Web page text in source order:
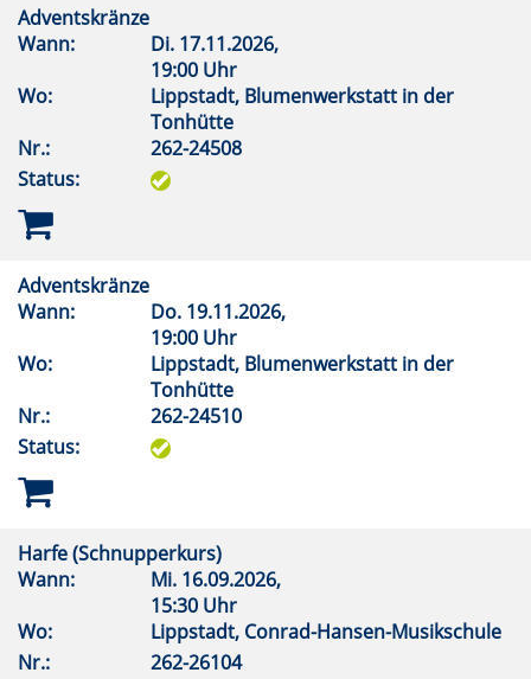
Adventskränze
Wann:
Di. 17.11.2026,
19:00 Uhr
Wo:
Lippstadt, Blumenwerkstatt in der
Tonhütte
Nr.:
262-24508
Status:
Adventskränze
Wann:
Do. 19.11.2026,
19:00 Uhr
Wo:
Lippstadt, Blumenwerkstatt in der
Tonhütte
Nr.:
262-24510
Status:
Harfe (Schnupperkurs)
Wann:
Mi. 16.09.2026,
15:30 Uhr
Wo:
Lippstadt, Conrad-Hansen-Musikschule
Nr.:
262-26104